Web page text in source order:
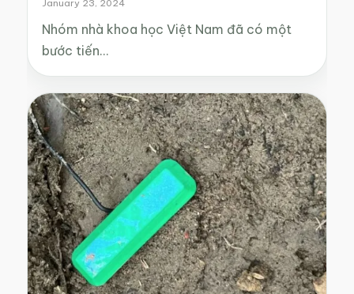
January 23, 2024
Nhóm nhà khoa học Việt Nam đã có một
bước tiến…